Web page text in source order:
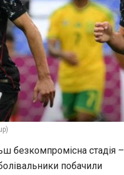
безкомпромісна стадія –
побачили